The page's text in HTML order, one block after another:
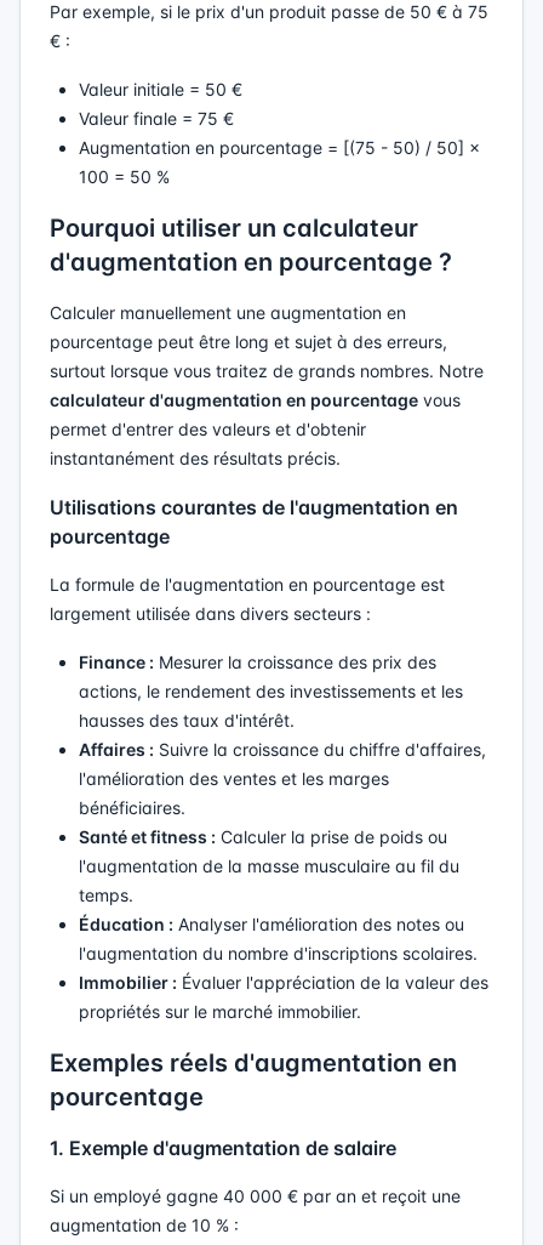
Par exemple, si le prix d'un produit passe de 50 € à 75
€ :
Valeur initiale = 50 €
Valeur finale = 75 €
Augmentation en pourcentage = [(75 - 50) / 50] ×
100 = 50 %
Pourquoi utiliser un calculateur
d'augmentation en pourcentage ?
Calculer manuellement une augmentation en
pourcentage peut être long et sujet à des erreurs,
surtout lorsque vous traitez de grands nombres. Notre
calculateur d'augmentation en pourcentage vous
permet d'entrer des valeurs et d'obtenir
instantanément des résultats précis.
Utilisations courantes de l'augmentation en
pourcentage
La formule de l'augmentation en pourcentage est
largement utilisée dans divers secteurs :
Finance : Mesurer la croissance des prix des
actions, le rendement des investissements et les
hausses des taux d'intérêt.
Affaires : Suivre la croissance du chiffre d'affaires,
l'amélioration des ventes et les marges
bénéficiaires.
Santé et fitness : Calculer la prise de poids ou
l'augmentation de la masse musculaire au fil du
temps.
Éducation : Analyser l'amélioration des notes ou
l'augmentation du nombre d'inscriptions scolaires.
Immobilier : Évaluer l'appréciation de la valeur des
propriétés sur le marché immobilier.
Exemples réels d'augmentation en
pourcentage
1. Exemple d'augmentation de salaire
Si un employé gagne 40 000 € par an et reçoit une
augmentation de 10 % :